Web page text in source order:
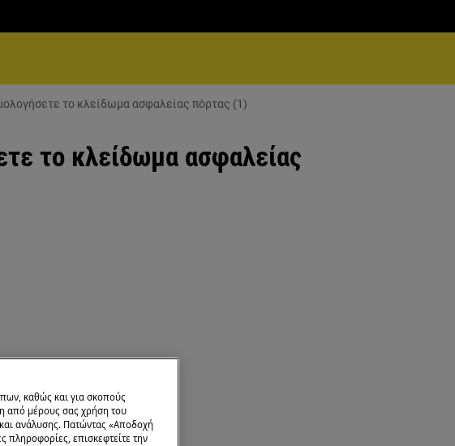
το κλείδωμα ασφαλείας πόρτας (1)
το κλείδωμα ασφαλείας
καθώς και για σκοπούς
από μέρους σας χρήση του
ανάλυσης. Πατώντας «Αποδοχή
επισκεφτείτε την